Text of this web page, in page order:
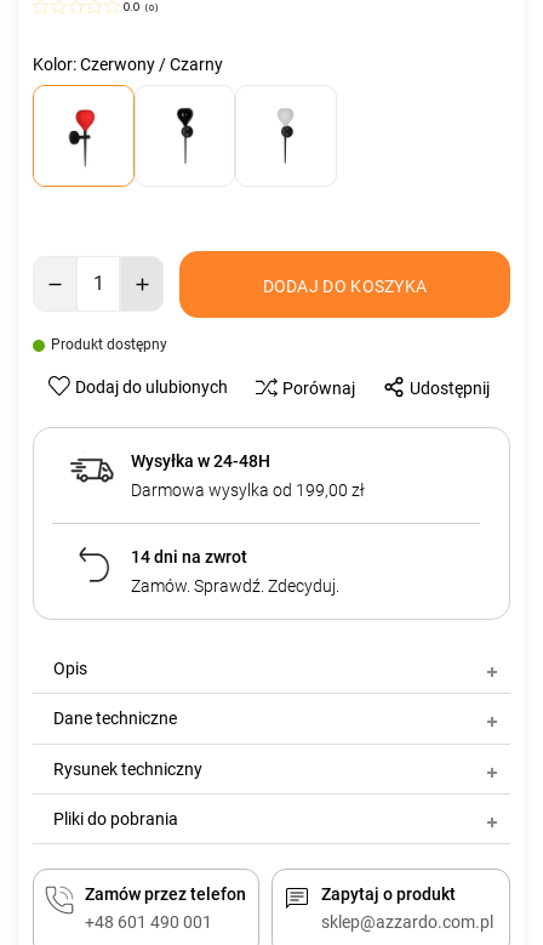
0.0 (0)
Kolor: Czerwony / Czarny
DODAJ DO KOSZYKA
Produkt dostępny
Dodaj do ulubionych Porównaj Udostępnij
Wysyłka w 24-48H
Darmowa wysylka od 199,00 zł
14 dni na zwrot
Zamów. Sprawdź. Zdecyduj.
Opis
Dane techniczne
Rysunek techniczny
Pliki do pobrania
Zamów przez telefon
+48 601 490 001
Zapytaj o produkt
sklep@azzardo.com.pl